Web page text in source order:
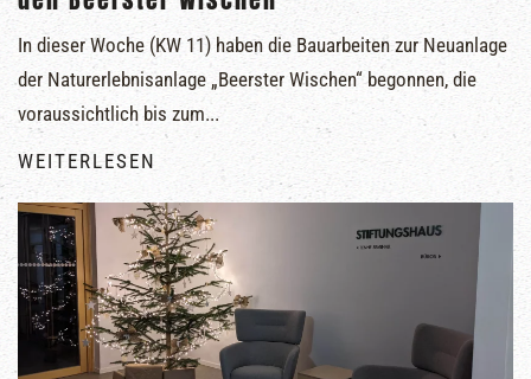
In dieser Woche (KW 11) haben die Bauarbeiten zur Neuanlage
der Naturerlebnisanlage „Beerster Wischen“ begonnen, die
voraussichtlich bis zum...
WEITERLESEN